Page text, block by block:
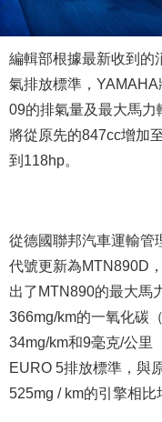
編輯部根據最新收到的
氣排放標準，
09的排氣量及最大馬力
將從原先的847cc增加
到118hp。
從德國聯邦汽車運輸管
代號更新為MTN890D
出了MTN890的最大馬
366mg/km的一氧化碳
34mg/km和9毫克/公里
EURO 5排放標準，與
525mg / km的引擎相比